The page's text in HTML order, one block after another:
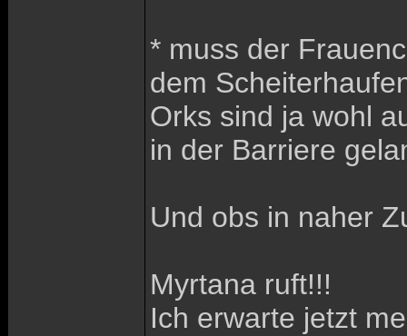
* muss der
dem
Orks sind ja wohl
in der Barriere
Und obs in naher
Myrtana ruft!!!
Ich erwarte jetzt